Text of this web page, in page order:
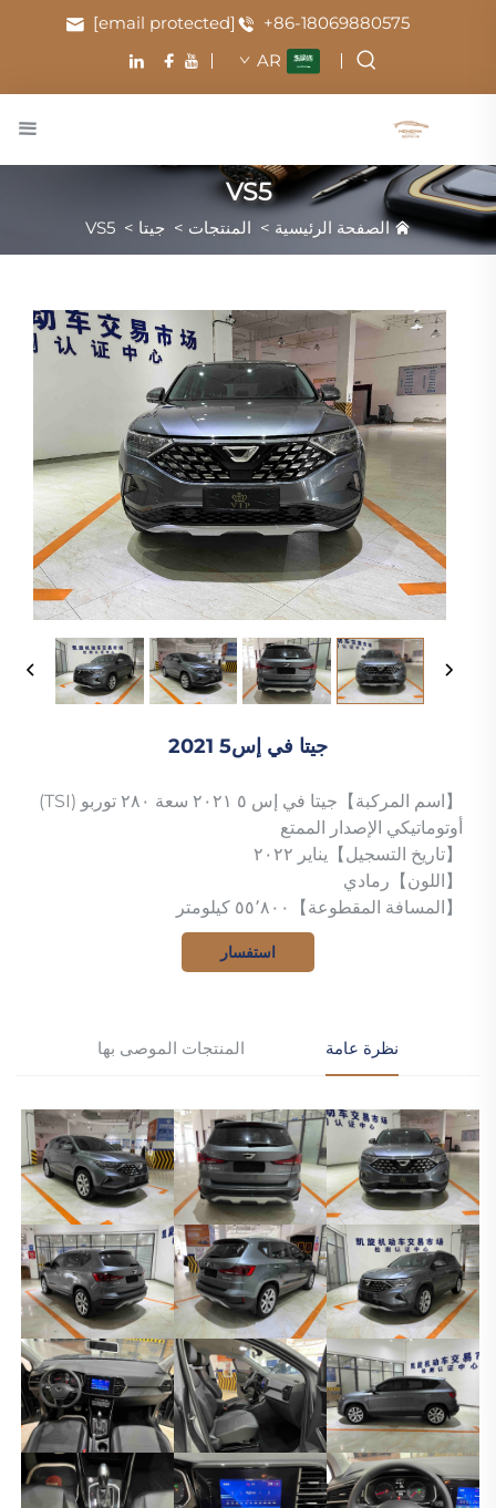
+86-18069880575
[email protected]
AR
VS5
الصفحة الرئيسية > المنتجات > جيتا >
VS5
جيتا في إس5 2021
【اسم المركبة】جيتا في إس ٥ ٢٠٢١ سعة ٢٨٠ توربو (TSI)
أوتوماتيكي الإصدار الممتع
【تاريخ التسجيل】يناير ٢٠٢٢
【اللون】رمادي
【المسافة المقطوعة】٥٥٬٨٠٠ كيلومتر
استفسار
نظرة عامة المنتجات الموصى بها